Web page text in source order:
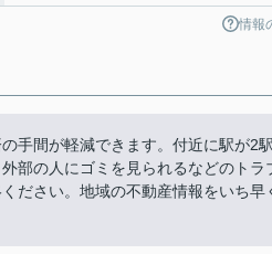
情報
手間が軽減できます。付近に駅が2
部の人にゴミを見られるなどのトラ
ださい。地域の不動産情報をいち早